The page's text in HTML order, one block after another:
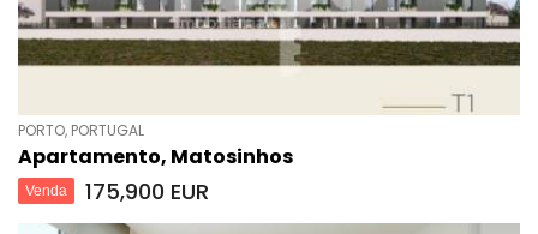
PORTO, PORTUGAL
Apartamento, Matosinhos
Venda 175,900 EUR